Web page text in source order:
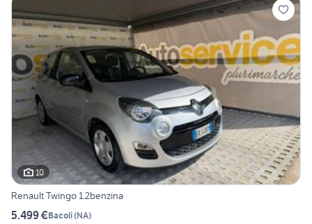
10
Renault Twingo 1.2benzina
5.499 €Bacoli(NA)